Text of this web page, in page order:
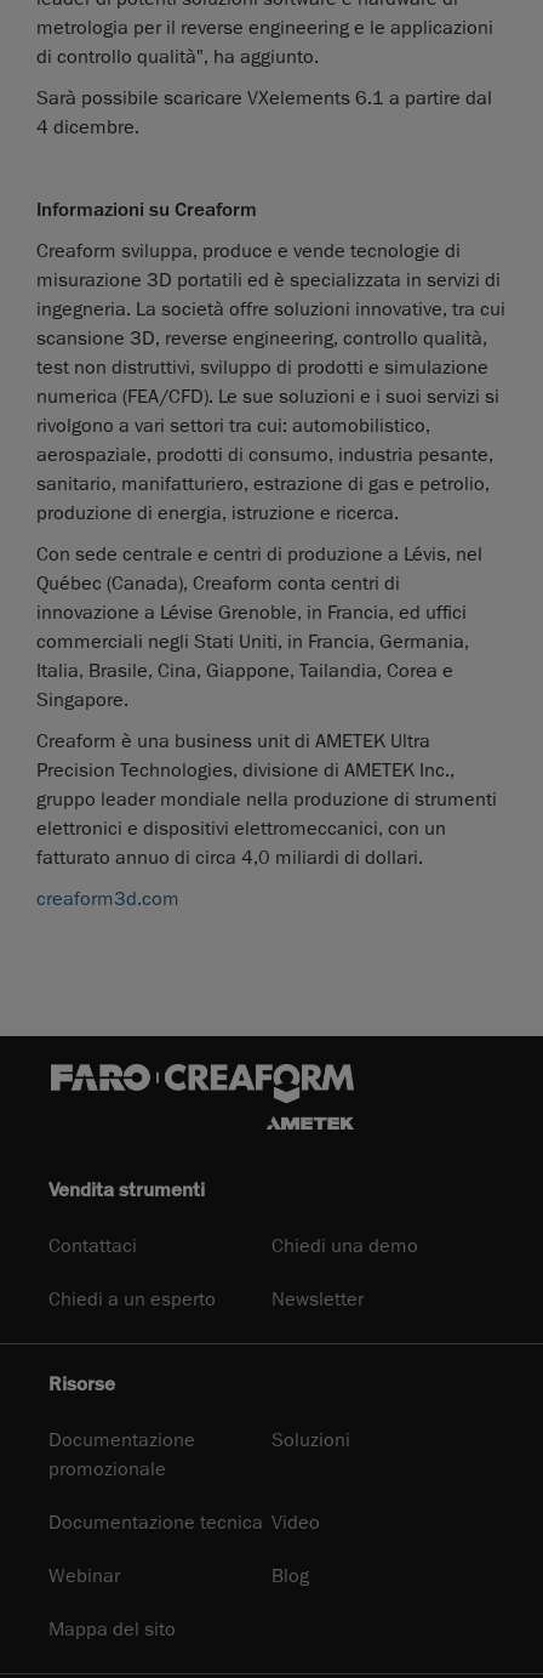
metrologia per il reverse engineering e le applicazioni
di controllo qualità", ha aggiunto.
Sarà possibile scaricare VXelements 6.1 a partire dal
4 dicembre.
Informazioni su Creaform
Creaform sviluppa, produce e vende tecnologie di
misurazione 3D portatili ed è specializzata in servizi di
ingegneria. La società offre soluzioni innovative, tra cui
scansione 3D, reverse engineering, controllo qualità,
test non distruttivi, sviluppo di prodotti e simulazione
numerica (FEA/CFD). Le sue soluzioni e i suoi servizi si
rivolgono a vari settori tra cui: automobilistico,
aerospaziale, prodotti di consumo, industria pesante,
sanitario, manifatturiero, estrazione di gas e petrolio,
produzione di energia, istruzione e ricerca.
Con sede centrale e centri di produzione a Lévis, nel
Québec (Canada), Creaform conta centri di
innovazione a Lévise Grenoble, in Francia, ed uffici
commerciali negli Stati Uniti, in Francia, Germania,
Italia, Brasile, Cina, Giappone, Tailandia, Corea e
Singapore.
Creaform è una business unit di AMETEK Ultra
Precision Technologies, divisione di AMETEK Inc.,
gruppo leader mondiale nella produzione di strumenti
elettronici e dispositivi elettromeccanici, con un
fatturato annuo di circa 4,0 miliardi di dollari.
creaform3d.com
Vendita strumenti
Contattaci Chiedi una demo
Chiedi a un esperto Newsletter
Risorse
Documentazione
promozionale
Soluzioni
Documentazione tecnica Video
Webinar Blog
Mappa del sito